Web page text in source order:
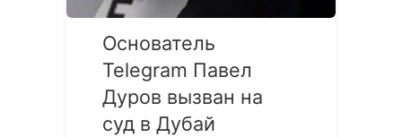
Основатель
Telegram Павел
Дуров вызван на
суд в Дубай